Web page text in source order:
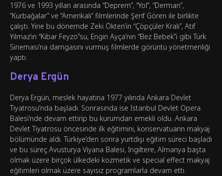
1976 ve 1993 yılları arasında “Deprem”, “Yol”, “Derman”,
“Kurbağalar” ve “Amerikalı” filmlerinde Şerif Gören ile birlikte
çalıştı. Yine bu dönemde Zeki Ökten’in “Çöpçüler Kralı”, Atıf
Yılmaz’ın “Kibar Feyzo”su, Engin Ayça’nın “Bez Bebek”i gibi Türk
Sineması’na damgasını vurmuş filmlerde görüntü yönetmenliği
yaptı.
Derya Ergün
Derya Ergün, meslek hayatına 1977 yılında Ankara Devlet
Tiyatrosu’nda başladı. Sonrasında ise İstanbul Devlet Opera
Balesi’nde devam ettirip bu kurumdan emekli oldu. Ankara
Devlet Tiyatrosu öncesinde ilk eğitimini, konservatuarın makyaj
bölümünde aldı. Türkiye’den sonra yurtdışı eğitim süreci başladı
ve bu süreç Avusturya Viyana Balesi, İngiltere, Almanya başta
olmak üzere birçok ülkedeki kozmetik ve special effect makyaj
eğitimleri olmak üzere sayısız programlarla devam etti.